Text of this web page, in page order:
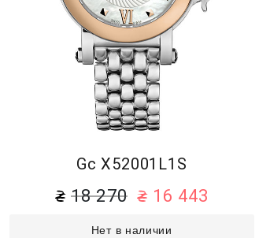
Gc X52001L1S
18 270 16 443
Нет в наличии